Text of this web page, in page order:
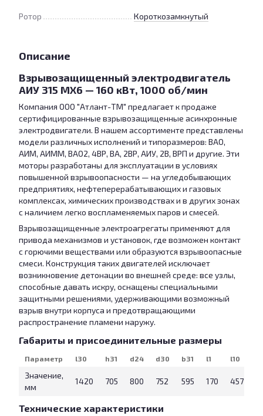
Ротор Короткозамкнутый
Описание
Взрывозащищенный электродвигатель
АИУ 315 МХ6 — 160 кВт, 1000 об/мин
Компания ООО "Атлант-ТМ" предлагает к продаже
сертифицированные взрывозащищенные асинхронные
электродвигатели. В нашем ассортименте представлены
модели различных исполнений и типоразмеров: ВАО,
АИМ, АИММ, ВАО2, 4ВР, ВА, 2ВР, АИУ, 2В, ВРП и другие. Эти
моторы разработаны для эксплуатации в условиях
повышенной взрывоопасности — на угледобывающих
предприятиях, нефтеперерабатывающих и газовых
комплексах, химических производствах и в других зонах
с наличием легко воспламеняемых паров и смесей.
Взрывозащищенные электроагрегаты применяют для
привода механизмов и установок, где возможен контакт
с горючими веществами или образуются взрывоопасные
смеси. Конструкция таких двигателей исключает
возникновение детонации во внешней среде: все узлы,
способные давать искру, оснащены специальными
защитными решениями, удерживающими возможный
взрыв внутри корпуса и предотвращающими
распространение пламени наружу.
Габариты и присоединительные размеры
Параметр l30 h31 d24 d30 b31 l1 l10
Значение,
мм
1420 705 800 752 595 170 457
Технические характеристики